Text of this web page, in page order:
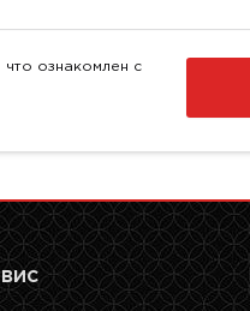
ознакомлен с